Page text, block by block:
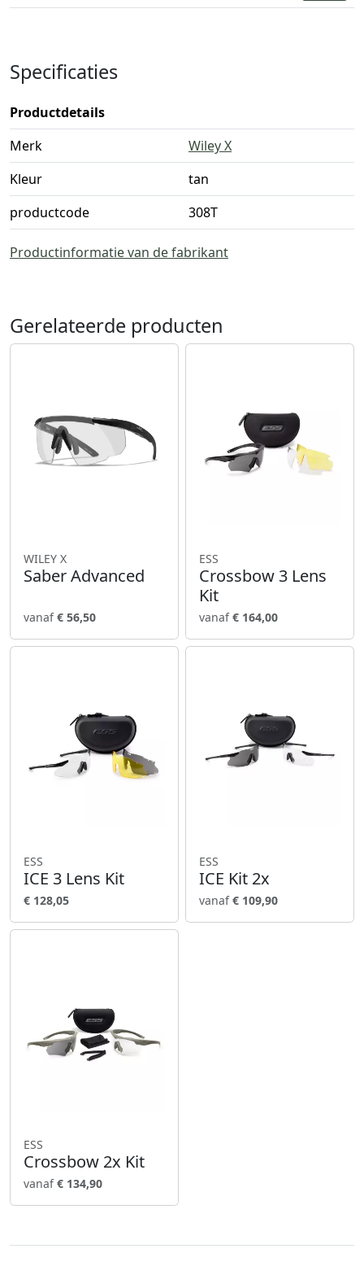
Specificaties
Productdetails
Merk
Wiley X
Kleur
tan
productcode
308T
Productinformatie van de fabrikant
Gerelateerde producten
WILEY X
Saber Advanced
vanaf€ 56,50
ESS
Crossbow 3 Lens
Kit
vanaf€ 164,00
ESS
ICE 3 Lens Kit
€ 128,05
ESS
ICE Kit 2x
vanaf€ 109,90
ESS
Crossbow 2x Kit
vanaf€ 134,90